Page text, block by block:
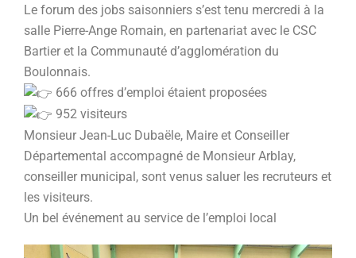
Le forum des jobs saisonniers s’est tenu mercredi à la
salle Pierre-Ange Romain, en partenariat avec le CSC
Bartier et la Communauté d’agglomération du
Boulonnais.
666 offres d’emploi étaient proposées
952 visiteurs
Monsieur Jean-Luc Dubaële, Maire et Conseiller
Départemental accompagné de Monsieur Arblay,
conseiller municipal, sont venus saluer les recruteurs et
les visiteurs.
Un bel événement au service de l’emploi local